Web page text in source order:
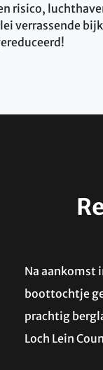
risico,
verrassende
Na aankomst
boottochtje
prachtig
Loch Lein